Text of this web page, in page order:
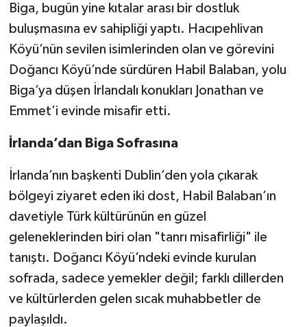
Biga, bugün yine kıtalar arası bir dostluk
buluşmasına ev sahipliği yaptı. Hacıpehlivan
Köyü’nün sevilen isimlerinden olan ve görevini
Doğancı Köyü’nde sürdüren Habil Balaban, yolu
Biga’ya düşen İrlandalı konukları Jonathan ve
Emmet’i evinde misafir etti.
İrlanda’dan Biga Sofrasına
İrlanda’nın başkenti Dublin’den yola çıkarak
bölgeyi ziyaret eden iki dost, Habil Balaban’ın
davetiyle Türk kültürünün en güzel
geleneklerinden biri olan "tanrı misafirliği" ile
tanıştı. Doğancı Köyü’ndeki evinde kurulan
sofrada, sadece yemekler değil; farklı dillerden
ve kültürlerden gelen sıcak muhabbetler de
paylaşıldı.
Ulusal
Yaşam